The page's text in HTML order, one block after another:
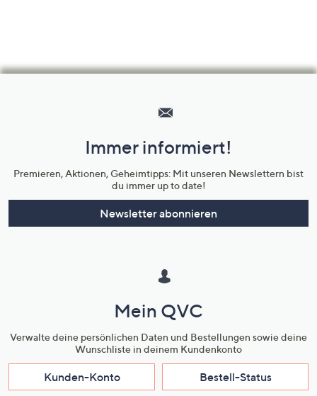
Unternehmensinformationen
Immer informiert!
Premieren, Aktionen, Geheimtipps: Mit unseren Newslettern bist
du immer up to date!
Newsletter abonnieren
Mein QVC
Verwalte deine persönlichen Daten und Bestellungen sowie deine
Wunschliste in deinem Kundenkonto
Kunden-Konto Bestell-Status